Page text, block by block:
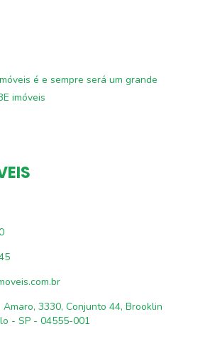
é e sempre será um grande
imóveis
3330, Conjunto 44, Brooklin
- SP - 04555-001